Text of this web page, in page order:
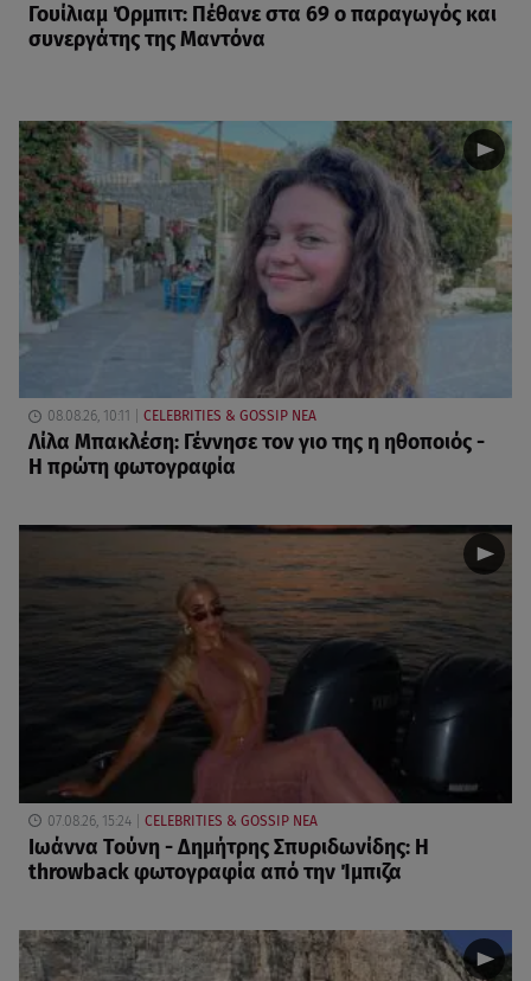
Γουίλιαμ Όρμπιτ: Πέθανε στα 69 ο παραγωγός και
συνεργάτης της Μαντόνα
08.08.26, 10:11 CELEBRITIES & GOSSIP ΝΕΑ
Λίλα Μπακλέση: Γέννησε τον γιο της η ηθοποιός -
Η πρώτη φωτογραφία
07.08.26, 15:24 CELEBRITIES & GOSSIP ΝΕΑ
Ιωάννα Τούνη - Δημήτρης Σπυριδωνίδης: Η
throwback φωτογραφία από την Ίμπιζα